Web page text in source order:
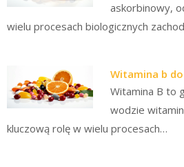
askorbinowy,
wielu procesach biologicznych
Witamina b
Witamina B to
wodzie
kluczową rolę w wielu procesach…